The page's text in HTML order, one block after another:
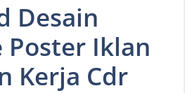
Desain
Poster Iklan
Kerja Cdr